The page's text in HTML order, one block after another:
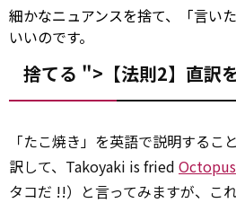
細かなニュアンスを捨て、「言い
いいのです。
捨てる ">【法則2】直訳
「たこ焼き」を英語で説明するこ
訳して、Takoyaki is fried Octopus
タコだ !!）と言ってみますが、こ